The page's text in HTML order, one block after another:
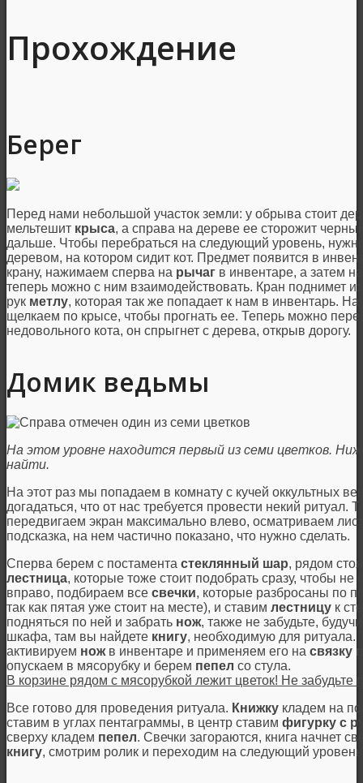
Прохождение
Берег
Перед нами небольшой участок земли: у обрыва стоит
мельтешит крыса, а справа на дереве ее сторожит
дальше. Чтобы перебраться на следующий уровень,
деревом, на котором сидит кот. Предмет появится в
крану, нажимаем сперва на рычаг в инвентаре, а затем
теперь можно с ним взаимодействовать. Кран поднимет
рук метлу, которая так же попадает к нам в инвентарь.
щелкаем по крысе, чтобы прогнать ее. Теперь можно
недовольного кота, он спрыгнет с дерева, открыв дорогу.
Домик ведьмы
На этом уровне находится первый из семи цветков.
найти.
На этот раз мы попадаем в комнату с кучей оккультных
догадаться, что от нас требуется провести некий
передвигаем экран максимально влево, осматриваем
подсказка, на нем частично показано, что нужно сделать.
Сперва берем с постамента стеклянный шар, рядом
лестница, которые тоже стоит подобрать сразу, чтобы
вправо, подбираем все свечки, которые разбросаны по
так как пятая уже стоит на месте), и ставим лестницу к
подняться по ней и забрать нож, также не забудьте,
шкафа, там вы найдете книгу, необходимую для ритуала.
активируем ножв инвентаре и применяем его на связку
опускаем в мясорубку и берем пепел со стула.
В корзине рядом с мясорубкой лежит цветок! Не забудьте
Все готово для проведения ритуала. Книжку кладем на
ставим в углах пентаграммы, в центр ставим фигурку с
сверху кладем пепел. Свечки загораются, книга начнет
книгу, смотрим ролик и переходим на следующий